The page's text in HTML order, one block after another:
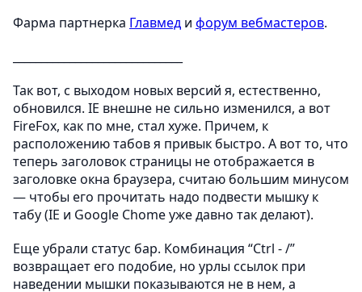
Фарма партнерка Главмед и форум вебмастеров.
Так вот, с выходом новых версий я, естественно,
обновился. IE внешне не сильно изменился, а вот
FireFox, как по мне, стал хуже. Причем, к
расположению табов я привык быстро. А вот то, что
теперь заголовок страницы не отображается в
заголовке окна браузера, считаю большим минусом
— чтобы его прочитать надо подвести мышку к
табу (IE и Google Chome уже давно так делают).
Еще убрали статус бар. Комбинация “Ctrl - /”
возвращает его подобие, но урлы ссылок при
наведении мышки показываются не в нем, а